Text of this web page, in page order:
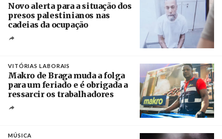
Novo alerta para a situação dos
presos palestinianos nas
cadeias da ocupação
VITÓRIAS LABORAIS
Makro de Braga muda a folga
para um feriado e é obrigada a
ressarcir os trabalhadores
MÚSICA